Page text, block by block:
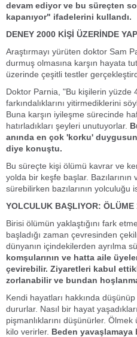
devam ediyor ve bu süreçten
kapanıyor" ifadelerini kullandı.
DENEY 2000 KİŞİ ÜZERİNDE
Araştırmayı yürüten doktor Sam
durmuş olmasına karşın hayata
üzerinde çeşitli testler
Doktor Parnia, "Bu kişilerin yüzde
farkındalıklarını yitirmediklerini
Buna karşın iyileşme sürecinde
hatırladıkları şeyleri unutuyorlar.
anında en çok 'korku'
diye konuştu.
Bu süreçte kişi ölümü kavrar ve
yolda bir keşfe başlar. Bazılarının
sürebilirken bazılarının yolculuğu
YOLCULUK BAŞLIYOR: ÖLÜME
Birisi ölümün yaklaştığını fark
başladığı zaman çevresinden
dünyanın içindekilerden ayrılma
komşularının ve hatta aile
çevirebilir. Ziyaretleri kabul
zorlanabilir ve bundan
Kendi hayatları hakkında
dururlar. Nasıl bir hayat
pişmanlıklarını düşünürler.
kilo verirler. Beden